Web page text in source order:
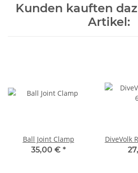
Kunden kauften
Artikel:
Ball Joint Clamp
35,00 € *
DiveVolk